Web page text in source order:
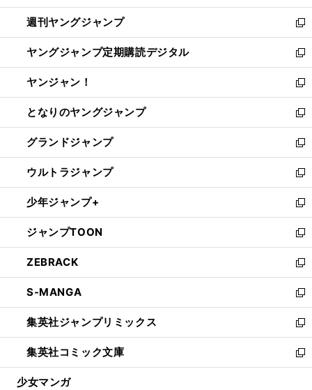
開
く
ウ
で
開
く
ン
ド
ウ
で
開
く
ウ
ィ
ン
ド
ウ
で
開
く
週刊ヤングジャンプ
新
し
い
ウ
ィ
ン
ド
ウ
で
開
く
ヤングジャンプ定期購読デジタル
新
し
い
ウ
ィ
ン
ド
ウ
で
開
く
ヤンジャン！
新
し
い
ウ
ィ
ン
ド
ウ
で
開
く
となりのヤングジャンプ
新
し
い
ウ
ィ
ン
ド
ウ
で
開
く
グランドジャンプ
新
し
い
ウ
ィ
ン
ド
ウ
で
開
く
ウルトラジャンプ
新
し
い
ウ
ィ
ン
ド
ウ
で
開
く
少年ジャンプ+
新
し
い
ウ
ィ
ン
ド
ウ
で
開
く
ジャンプTOON
新
し
い
ウ
ィ
ン
ド
ウ
で
開
ZEBRACK
新
し
い
ウ
ィ
ン
ド
ウ
S-MANGA
新
し
い
ウ
ィ
ン
集英社ジャンプリミックス
新
し
い
ウ
集英社コミック文庫
新
し
少女マンガ